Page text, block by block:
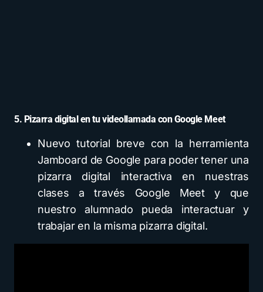
5. Pizarra digital en tu videollamada con Google Meet
Nuevo tutorial breve con la herramienta
Jamboard de Google para poder tener una
pizarra digital interactiva en nuestras
clases a través Google Meet y que
nuestro alumnado pueda interactuar y
trabajar en la misma pizarra digital.